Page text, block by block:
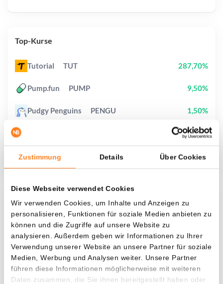
Zustimmung Details Über Cookies
Diese Webseite verwendet Cookies
Wir verwenden Cookies, um Inhalte und Anzeigen zu
personalisieren, Funktionen für soziale Medien anbieten zu
können und die Zugriffe auf unsere Website zu
analysieren. Außerdem geben wir Informationen zu Ihrer
Verwendung unserer Website an unsere Partner für soziale
Medien, Werbung und Analysen weiter. Unsere Partner
führen diese Informationen möglicherweise mit weiteren
Daten zusammen, die Sie ihnen bereitgestellt haben oder
Was, wenn ich...?
Zie hoeveel waarde je vandaag zou hebben als
je dollar-cost averaging had toegepast op
verschillende cryptocurrencies.
Hätte investiert In
Top-Kurse
Tutorial TUT 287,70%
Pump.fun PUMP 9,50%
Pudgy Penguins PENGU 1,50%
15,40%
Pi Network 2,10%